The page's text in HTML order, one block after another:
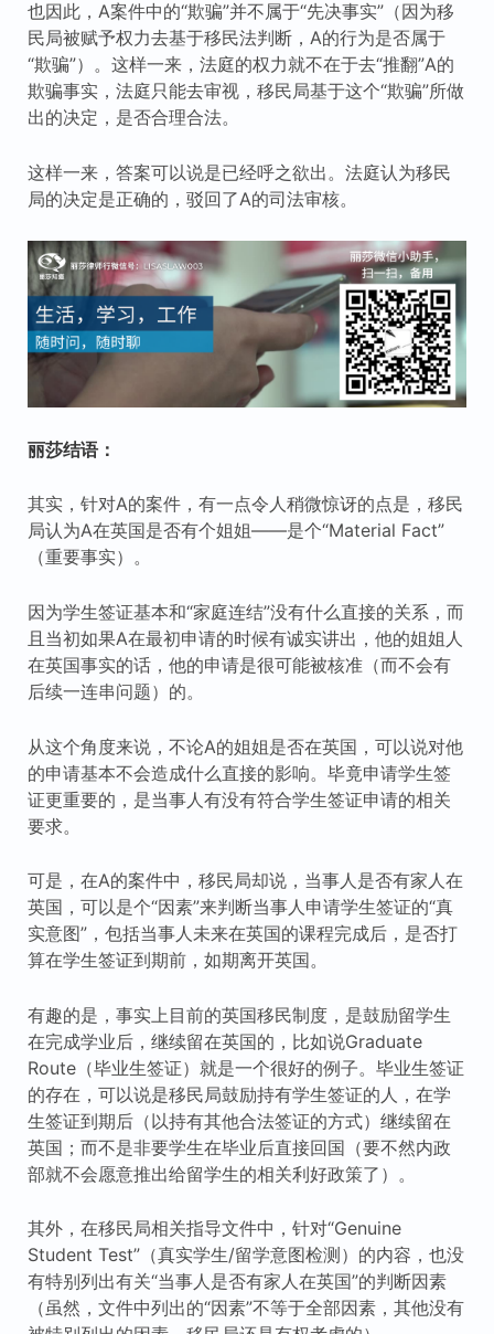
也因此，A案件中的“欺骗”并不属于“先决事实”（因为移
民局被赋予权力去基于移民法判断，A的行为是否属于
“欺骗”）。这样一来，法庭的权力就不在于去“推翻”A的
欺骗事实，法庭只能去审视，移民局基于这个“欺骗”所做
出的决定，是否合理合法。
这样一来，答案可以说是已经呼之欲出。法庭认为移民
局的决定是正确的，驳回了A的司法审核。
丽莎结语：
其实，针对A的案件，有一点令人稍微惊讶的点是，移民
局认为A在英国是否有个姐姐——是个“Material Fact”
（重要事实）。
因为学生签证基本和“家庭连结”没有什么直接的关系，而
且当初如果A在最初申请的时候有诚实讲出，他的姐姐人
在英国事实的话，他的申请是很可能被核准（而不会有
后续一连串问题）的。
从这个角度来说，不论A的姐姐是否在英国，可以说对他
的申请基本不会造成什么直接的影响。毕竟申请学生签
证更重要的，是当事人有没有符合学生签证申请的相关
要求。
可是，在A的案件中，移民局却说，当事人是否有家人在
英国，可以是个“因素”来判断当事人申请学生签证的“真
实意图”，包括当事人未来在英国的课程完成后，是否打
算在学生签证到期前，如期离开英国。
有趣的是，事实上目前的英国移民制度，是鼓励留学生
在完成学业后，继续留在英国的，比如说Graduate
Route（毕业生签证）就是一个很好的例子。毕业生签证
的存在，可以说是移民局鼓励持有学生签证的人，在学
生签证到期后（以持有其他合法签证的方式）继续留在
英国；而不是非要学生在毕业后直接回国（要不然内政
部就不会愿意推出给留学生的相关利好政策了）。
其外，在移民局相关指导文件中，针对“Genuine
Student Test”（真实学生/留学意图检测）的内容，也没
有特别列出有关“当事人是否有家人在英国”的判断因素
（虽然，文件中列出的“因素”不等于全部因素，其他没有